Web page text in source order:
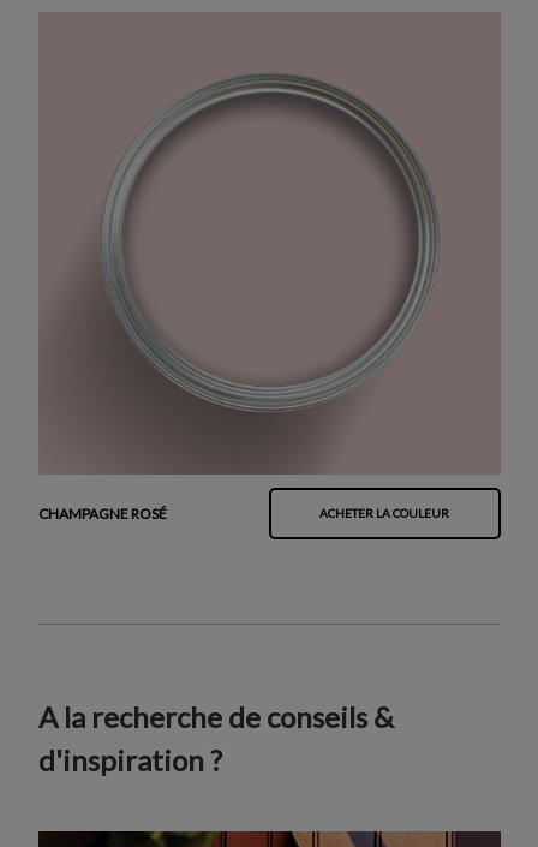
CHAMPAGNE ROSÉ ACHETER LA COULEUR
A la recherche de conseils &
d'inspiration ?